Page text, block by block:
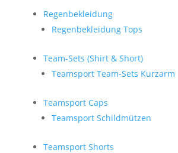
Regenbekleidung
Regenbekleidung Tops
Team-Sets (Shirt & Short)
Teamsport Team-Sets Kurzarm
Teamsport Caps
Teamsport Schildmützen
Teamsport Shorts